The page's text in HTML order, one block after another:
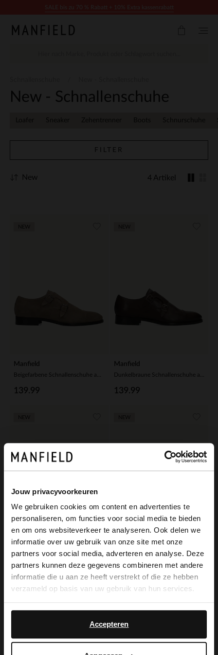
Jouw privacyvoorkeuren
We gebruiken cookies om content en advertenties te
personaliseren, om functies voor social media te bieden
en om ons websiteverkeer te analyseren. Ook delen we
informatie over uw gebruik van onze site met onze
partners voor social media, adverteren en analyse. Deze
partners kunnen deze gegevens combineren met andere
informatie die u aan ze heeft verstrekt of die ze hebben
verzameld op basis van uw gebruik van hun services.
Accepteren
New - Schnallenschuhe
Loafer Sneaker Zehentrenner Boots Schnurschuhe
FILTER
4 Artikel
New
Manfield
139.99
Manfield
139.99
Manfield
Dunkelbraune Schnallenschuhe aus Veloursleder
139.99
Manfield
Schwarze Schnallenschuhe aus Veloursleder
119.99
×
View this website in English?
It looks like your language isn't Dutch. Would
you like to switch to English?
English